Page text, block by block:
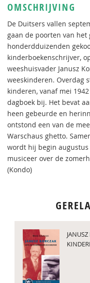
OMSCHRIJVING
De Duitsers vallen
gaan de poorten van
honderdduizenden
kinderboekenschrijver,
weeshuisvader Janusz
weeskinderen. Overdag
kinderen, vanaf mei
dagboek bij. Het bevat
heen gebeurde en
ontstond een van de
Warschaus ghetto.
wordt hij begin
musiceer over de
(Kondo)